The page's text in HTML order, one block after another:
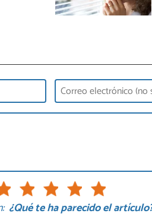
¿Qué te ha parecido el